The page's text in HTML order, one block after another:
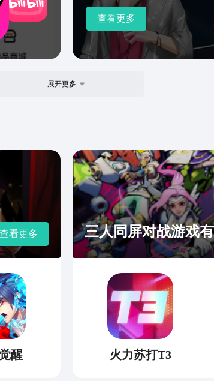
查看更多
展开更多
查看更多
醒
三人同屏对战游戏
火力苏打T3